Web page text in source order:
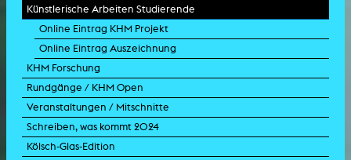
Künstlerische Arbeiten Studierende
Online Eintrag KHM Projekt
Online Eintrag Auszeichnung
KHM Forschung
Rundgänge / KHM Open
Veranstaltungen / Mitschnitte
Schreiben, was kommt 2024
Kölsch-Glas-Edition